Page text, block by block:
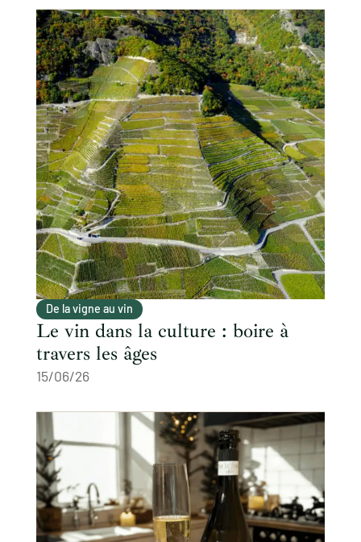
De la vigne au vin
Le vin dans la culture : boire à
travers les âges
15/06/26